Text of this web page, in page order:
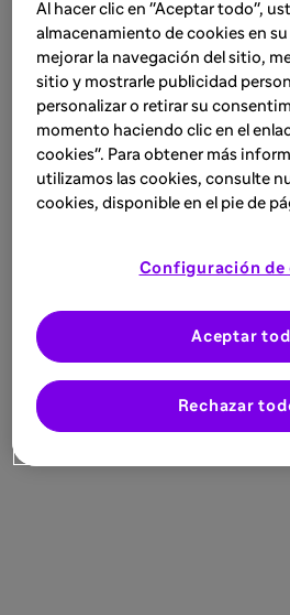
Al hacer clic en "Aceptar todo",
almacenamiento de cookies en
mejorar la navegación del sitio,
sitio y mostrarle publicidad
personalizar o retirar su
momento haciendo clic en el
cookies". Para obtener más
utilizamos las cookies, consulte
cookies, disponible en el pie de
Configuración de
Rechazar
Aceptar